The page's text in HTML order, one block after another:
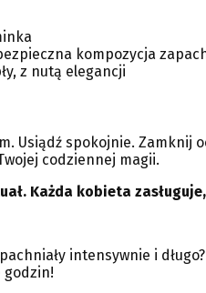
kompozycja
z nutą elegancji
Usiądź spokojnie. Zamknij
codziennej magii.
Każda kobieta zasługuje,
intensywnie i
godzin!